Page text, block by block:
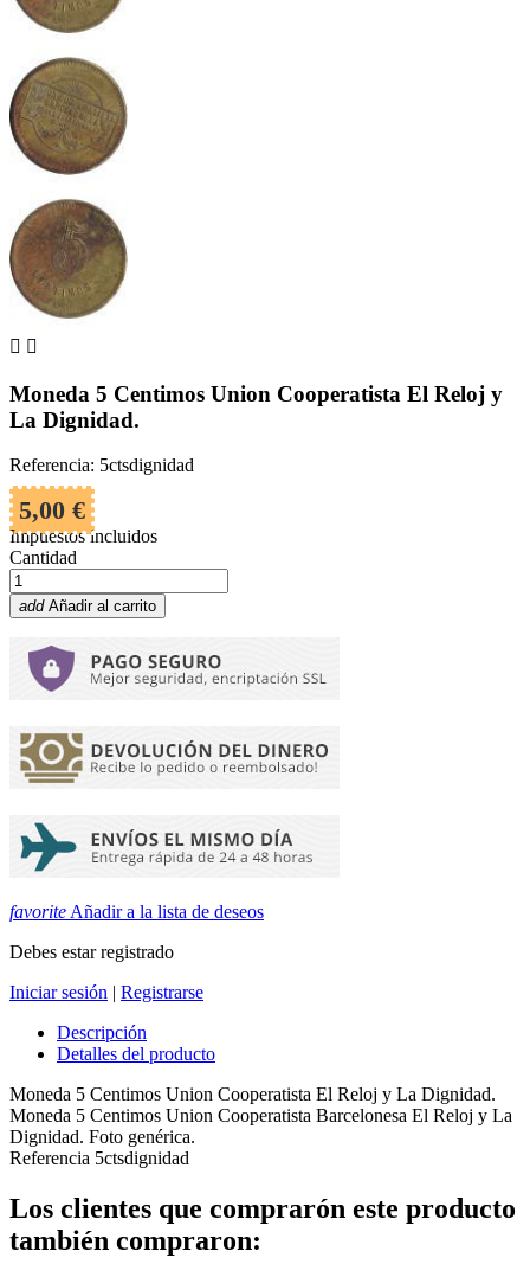
 
Moneda 5 Centimos Union Cooperatista El Reloj y
La Dignidad.
Referencia: 5ctsdignidad
5,00 €
Impuestos incluidos
Cantidad
add Añadir al carrito
favorite Añadir a la lista de deseos
Debes estar registrado
Iniciar sesión | Registrarse
Descripción
Detalles del producto
Moneda 5 Centimos Union Cooperatista El Reloj y La Dignidad.
Moneda 5 Centimos Union Cooperatista Barcelonesa El Reloj y La
Dignidad. Foto genérica.
Referencia 5ctsdignidad
Los clientes que comprarón este producto
también compraron: